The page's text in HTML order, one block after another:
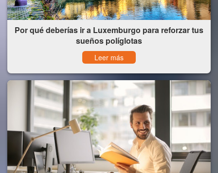
Por qué deberías ir a Luxemburgo para reforzar tus
sueños políglotas
Leer más